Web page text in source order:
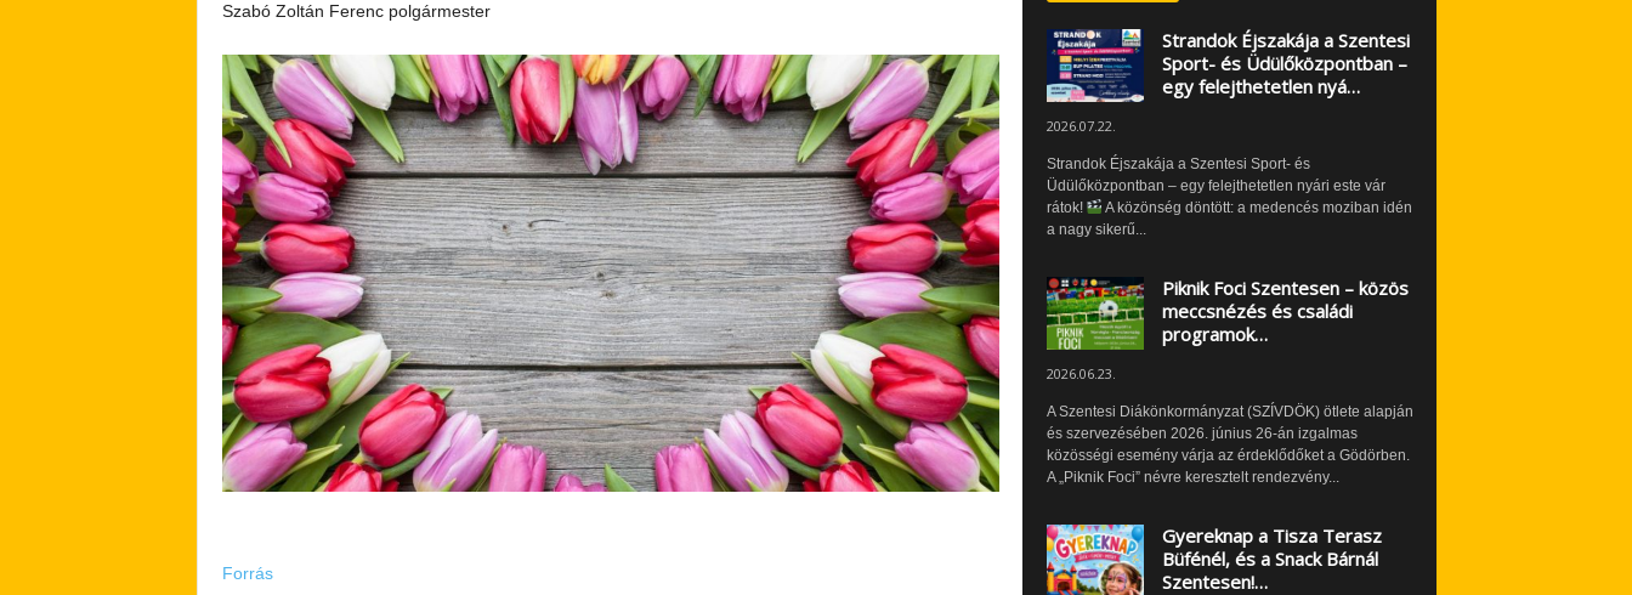
Szabó Zoltán Ferenc polgármester
Forrás
Strandok Éjszakája a Szentesi
Sport- és Üdülőközpontban –
egy felejthetetlen nyá…
2026.07.22.
Strandok Éjszakája a Szentesi Sport- és
Üdülőközpontban – egy felejthetetlen nyári este vár
rátok!
A közönség döntött: a medencés moziban idén
a nagy sikerű...
Piknik Foci Szentesen – közös
meccsnézés és családi
programok…
2026.06.23.
A Szentesi Diákönkormányzat (SZÍVDÖK) ötlete alapján
és szervezésében 2026. június 26-án izgalmas
közösségi esemény várja az érdeklődőket a Gödörben.
A „Piknik Foci” névre keresztelt rendezvény...
Gyereknap a Tisza Terasz
Büfénél, és a Snack Bárnál
Szentesen!…